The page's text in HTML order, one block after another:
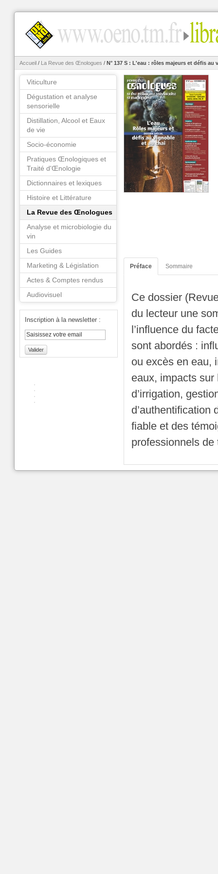
Accueil / La Revue des Œnologues / N° 137 S : L'eau : rôles majeurs et défis au
Préface Sommaire
Ce dossier
du lecteur une
l’influence du
sont abordés :
ou excès en eau,
eaux, impacts
d’irrigation,
d’authentification
fiable et des
professionnels
Viticulture
Dégustation et analyse
sensorielle
Distillation, Alcool et Eaux
de vie
Socio-économie
Pratiques Œnologiques et
Traité d'Œnologie
Dictionnaires et lexiques
Histoire et Littérature
La Revue des Œnologues
Analyse et microbiologie du
vin
Les Guides
Marketing & Législation
Actes & Comptes rendus
Audiovisuel
Inscription à la newsletter :
Valider